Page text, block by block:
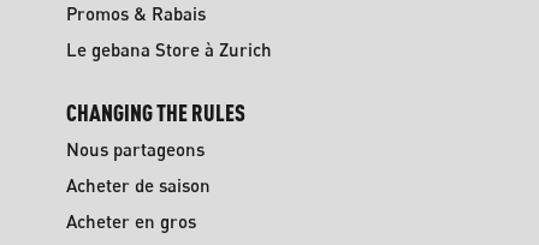
Promos & Rabais
Le gebana Store à Zurich
CHANGING THE RULES
Nous partageons
Acheter de saison
Acheter en gros